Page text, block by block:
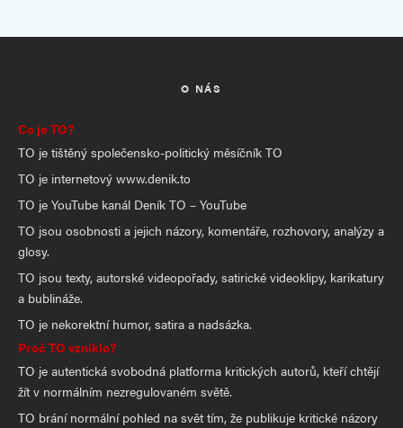
O NÁS
Co je TO?
TO je tištěný společensko-politický měsíčník TO
TO je internetový www.denik.to
TO je YouTube kanál Deník TO – YouTube
TO jsou osobnosti a jejich názory, komentáře, rozhovory, analýzy a
glosy.
TO jsou texty, autorské videopořady, satirické videoklipy, karikatury
a bublináže.
TO je nekorektní humor, satira a nadsázka.
Proč TO vzniklo?
TO je autentická svobodná platforma kritických autorů, kteří chtějí
žít v normálním nezregulovaném světě.
TO brání normální pohled na svět tím, že publikuje kritické názory